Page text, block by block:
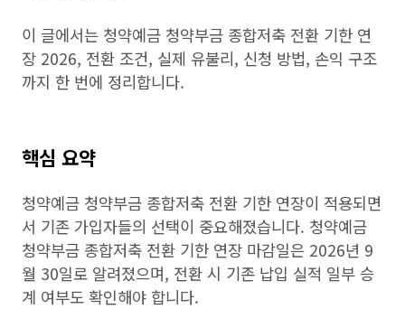
이 글에서는 청약예금 청약부금 종합저축 전환 기한 연
장 2026, 전환 조건, 실제 유불리, 신청 방법, 손익 구조
까지 한 번에 정리합니다.
핵심 요약
청약예금 청약부금 종합저축 전환 기한 연장이 적용되면
서 기존 가입자들의 선택이 중요해졌습니다. 청약예금
청약부금 종합저축 전환 기한 연장 마감일은 2026년 9
월 30일로 알려졌으며, 전환 시 기존 납입 실적 일부 승
계 여부도 확인해야 합니다.